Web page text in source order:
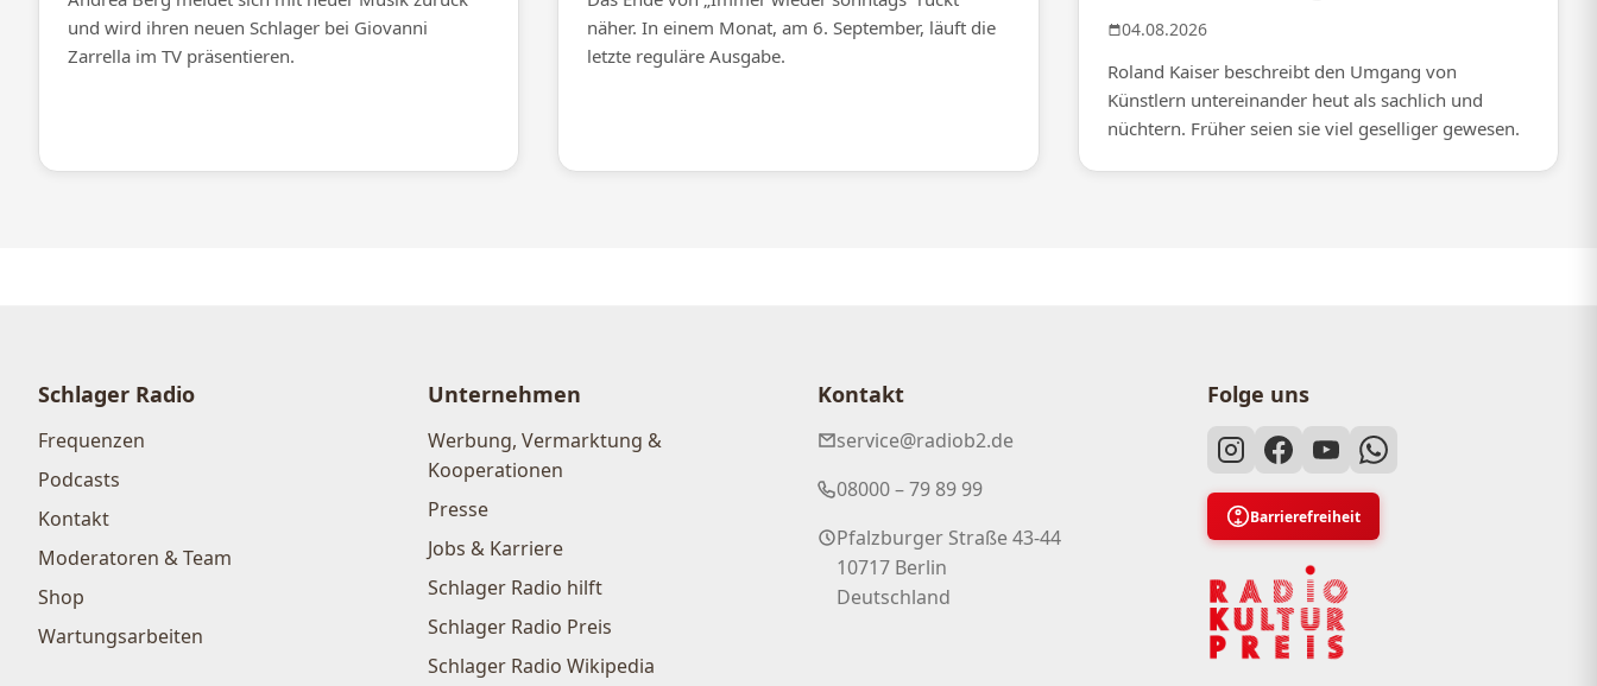
und wird ihren neuen Schlager bei Giovanni
Zarrella im TV präsentieren.
näher. In einem Monat, am 6. September, läuft die
letzte reguläre Ausgabe.
04.08.2026
Roland Kaiser beschreibt den Umgang von
Künstlern untereinander heut als sachlich und
nüchtern. Früher seien sie viel geselliger gewesen.
Schlager Radio
Frequenzen
Podcasts
Kontakt
Moderatoren & Team
Shop
Wartungsarbeiten
Unternehmen
Werbung, Vermarktung &
Kooperationen
Presse
Jobs & Karriere
Schlager Radio hilft
Schlager Radio Preis
Schlager Radio Wikipedia
Kontakt
service@radiob2.de
08000 – 79 89 99
Pfalzburger Straße 43-44
10717 Berlin
Deutschland
Folge uns
Barrierefreiheit